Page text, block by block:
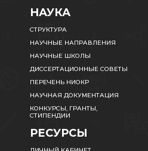
НАУКА
СТРУКТУРА
НАУЧНЫЕ НАПРАВЛЕНИЯ
НАУЧНЫЕ ШКОЛЫ
ДИССЕРТАЦИОННЫЕ СОВЕТЫ
ПЕРЕЧЕНЬ НИОКР
НАУЧНАЯ ДОКУМЕНТАЦИЯ
КОНКУРСЫ, ГРАНТЫ,
СТИПЕНДИИ
РЕСУРСЫ